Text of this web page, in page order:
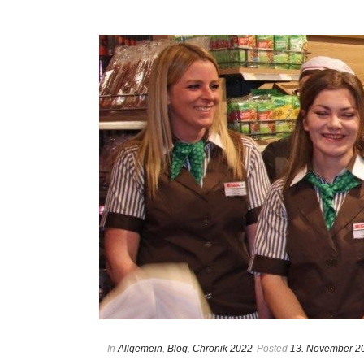
In Allgemein, Blog, Chronik 2022 Posted 13. November